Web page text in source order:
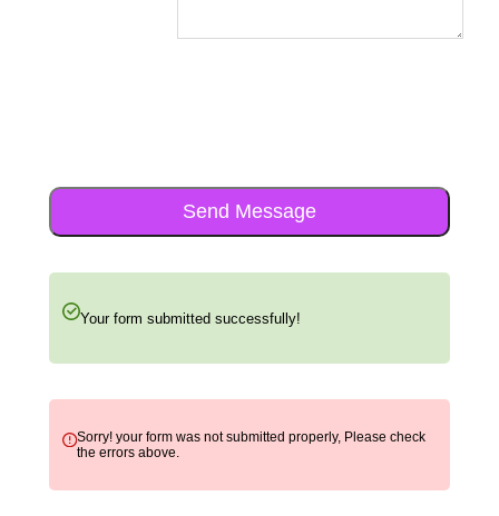
Send Message
Your form submitted successfully!
Sorry! your form was not submitted properly, Please check
the errors above.